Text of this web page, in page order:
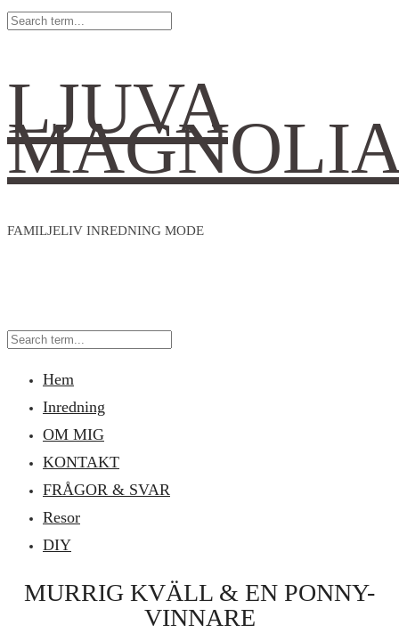
LJUVA
FAMILJELIV INREDNING MODE
Hem
Inredning
OM MIG
KONTAKT
FRÅGOR & SVAR
Resor
DIY
MURRIG KVÄLL & EN PONNY-
VINNARE